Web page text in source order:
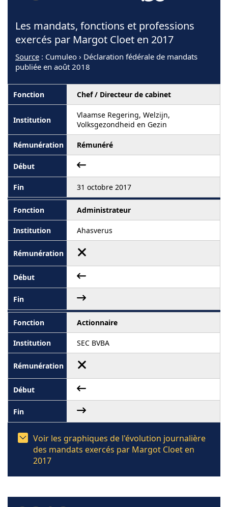
Les mandats, fonctions et professions
exercés par Margot Cloet en 2017
Source : Cumuleo › Déclaration fédérale de mandats
publiée en août 2018
Chef / Directeur de cabinet
Vlaamse Regering, Welzijn,
Volksgezondheid en Gezin
Rémunéré
31 octobre 2017
Administrateur
Ahasverus
Actionnaire
SEC BVBA
Voir les graphiques de l'évolution journalière
des mandats exercés par Margot Cloet en
2017